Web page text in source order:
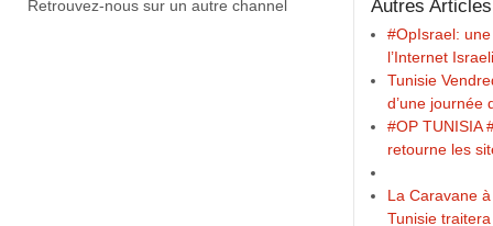
Retrouvez-nous sur un autre channel Autres
#OpIsrael:
l’Internet
Tunisie
d’une journée
#OP TUNISIA
retourne les
La Caravane
Tunisie